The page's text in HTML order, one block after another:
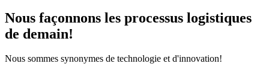
Nous façonnons les processus logistiques
de demain!
Nous sommes synonymes de technologie et d'innovation!